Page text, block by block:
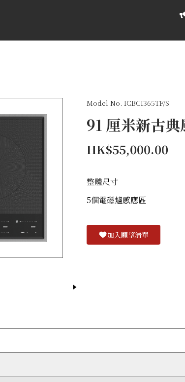
Model No. ICBCI365TF/S
91 厘米新古
HK$55,000.00
整體尺寸
5個電磁爐感應區
加入願望清單